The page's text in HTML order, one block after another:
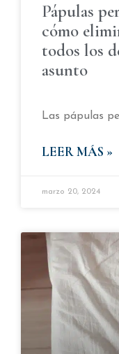
Pápulas
cómo
todos los
asunto
Las pápulas
LEER MÁS »
marzo 20, 2024